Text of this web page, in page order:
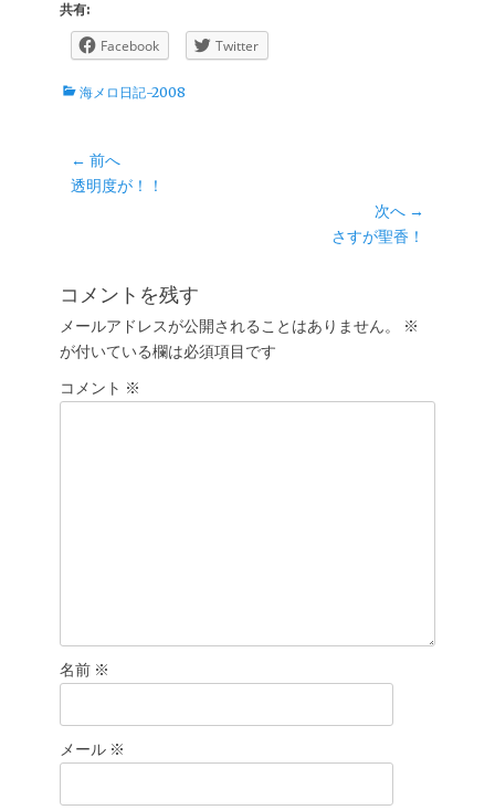
共有:
Facebook Twitter
カ
ー
海メロ日記-2008
投
稿
ー
シ
ョ
ン
← 前へ
前
透明度が！！
次へ →
投
さすが聖香！
コメントを残す
メールアドレスが公開されることはありません。
※
が付いている欄は必須項目です
コメント ※
名前 ※
メール ※